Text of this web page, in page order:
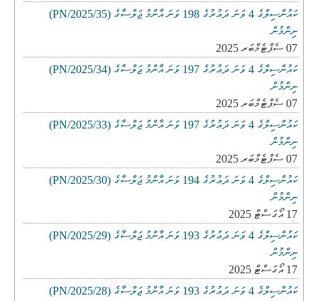
ކައުންސިލްގެ 4 ވަނަ ދަޢުރުގެ 198 ވަނަ އާންމު ޖަލްސާގެ (PN/2025/35)
ނިންމުން
07 ސެޕްޓެމްބަރ 2025
ކައުންސިލްގެ 4 ވަނަ ދަޢުރުގެ 197 ވަނަ އާންމު ޖަލްސާގެ (PN/2025/34)
ނިންމުން
07 ސެޕްޓެމްބަރ 2025
ކައުންސިލްގެ 4 ވަނަ ދަޢުރުގެ 197 ވަނަ އާންމު ޖަލްސާގެ (PN/2025/33)
ނިންމުން
07 ސެޕްޓެމްބަރ 2025
ކައުންސިލްގެ 4 ވަނަ ދަޢުރުގެ 194 ވަނަ އާންމު ޖަލްސާގެ (PN/2025/30)
ނިންމުން
17 އޯގަސްޓް 2025
ކައުންސިލްގެ 4 ވަނަ ދަޢުރުގެ 193 ވަނަ އާންމު ޖަލްސާގެ (PN/2025/29)
ނިންމުން
17 އޯގަސްޓް 2025
ކައުންސިލްގެ 4 ވަނަ ދަޢުރުގެ 193 ވަނަ އާންމު ޖަލްސާގެ (PN/2025/28)